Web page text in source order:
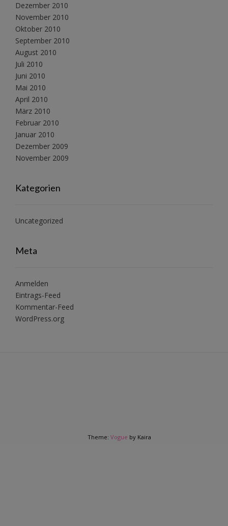
Dezember 2010
November 2010
Oktober 2010
September 2010
August 2010
Juli 2010
Juni 2010
Mai 2010
April 2010
März 2010
Februar 2010
Januar 2010
Dezember 2009
November 2009
Kategorien
Uncategorized
Meta
Anmelden
Eintrags-Feed
Kommentar-Feed
WordPress.org
Theme: Vogue by Kaira